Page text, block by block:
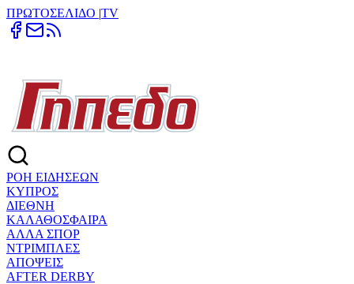
ΠΡΩΤΟΣΕΛΙΔΟ |TV
ΡΟΗ ΕΙΔΗΣΕΩΝ
ΚΥΠΡΟΣ
ΔΙΕΘΝΗ
ΚΑΛΑΘΟΣΦΑΙΡΑ
ΑΛΛΑ ΣΠΟΡ
ΝΤΡΙΜΠΛΕΣ
ΑΠΟΨΕΙΣ
AFTER DERBY